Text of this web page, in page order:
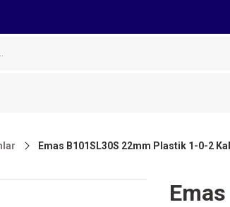
Emas B101SL30S 22mm Plastik 1-0-2